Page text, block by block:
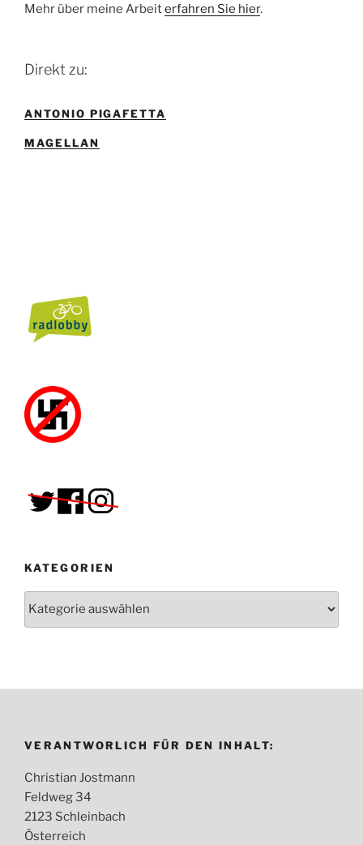
Mehr über meine Arbeiterfahren Sie hier.
Direkt zu:
ANTONIO PIGAFETTA
MAGELLAN
KATEGORIEN
Kategorien
VERANTWORLICH FÜR DEN INHALT:
Christian Jostmann
Feldweg 34
2123 Schleinbach
Österreich